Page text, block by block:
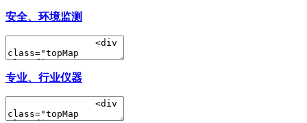
安全、环境监测
专业、行业仪器